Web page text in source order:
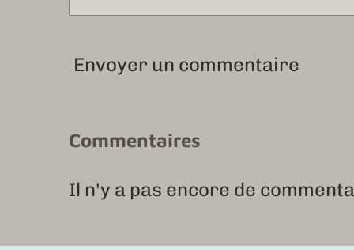
Envoyer un commentaire
Commentaires
Il n'y a pas encore de